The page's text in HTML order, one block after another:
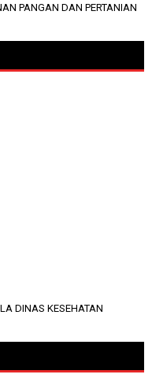
PANGAN DAN PERTANIAN
DINAS KESEHATAN